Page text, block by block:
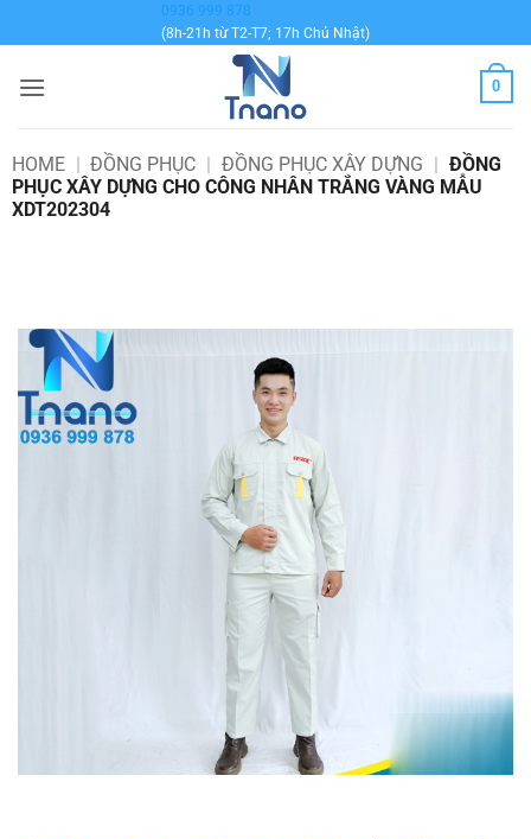
qua
dung
0936 999 878
(8h-21h từ T2-T7; 17h Chủ Nhật)
0
HOME | ĐỒNG PHỤC | ĐỒNG PHỤC XÂY DỰNG | ĐỒNG
PHỤC XÂY DỰNG CHO CÔNG NHÂN TRẮNG VÀNG MẪU
XDT202304